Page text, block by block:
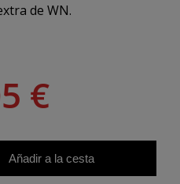
de WN.
€
Añadir a la cesta